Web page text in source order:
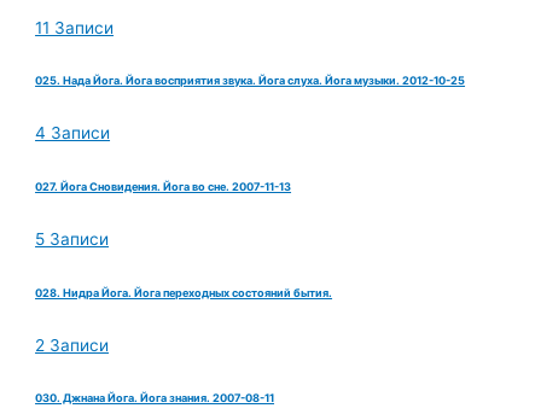
11 Записи
025. Нада Йога. Йога восприятия звука. Йога слуха. Йога музыки. 2012-10-25
4 Записи
027. Йога Сновидения. Йога во сне. 2007-11-13
5 Записи
028. Нидра Йога. Йога переходных состояний бытия.
2 Записи
030. Джнана Йога. Йога знания. 2007-08-11